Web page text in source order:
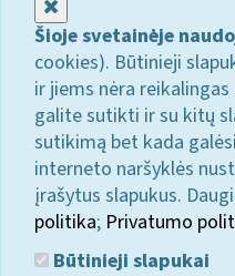
Šioje svetainėje
cookies). Būtinieji
ir jiems nėra
galite sutikti ir su kitų
sutikimą bet kada
interneto naršyklės
įrašytus slapukus.
politika; Privatumo
Būtinieji slapukai